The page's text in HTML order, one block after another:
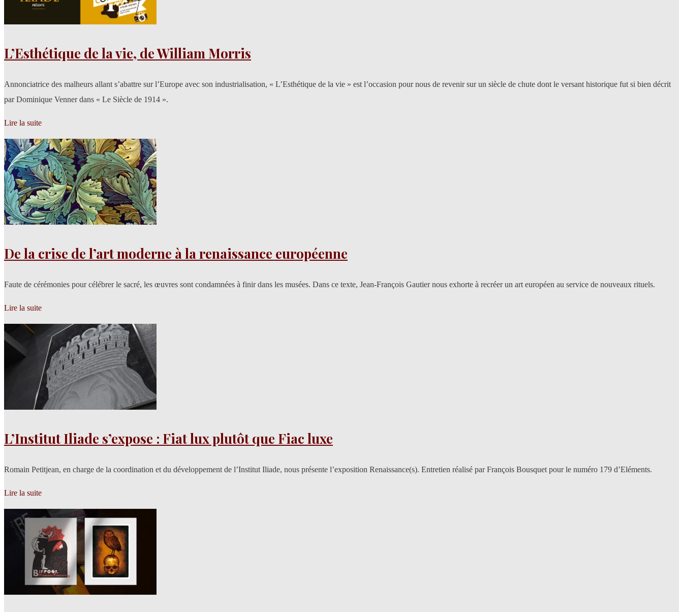
L’Esthétique de la vie, de William Morris
Annonciatrice des malheurs allant s’abattre sur l’Europe avec son industrialisation, « L’Esthétique de la vie » est l’occasion pour nous de revenir sur un siècle de chute dont le versant historique fut si bien décrit
par Dominique Venner dans « Le Siècle de 1914 ».
Lire la suite
De la crise de l’art moderne à la renaissance européenne
Faute de cérémonies pour célébrer le sacré, les œuvres sont condamnées à finir dans les musées. Dans ce texte, Jean-François Gautier nous exhorte à recréer un art européen au service de nouveaux rituels.
Lire la suite
L’Institut Iliade s’expose : Fiat lux plutôt que Fiac luxe
Romain Petitjean, en charge de la coordination et du développement de l’Institut Iliade, nous présente l’exposition Renaissance(s). Entretien réalisé par François Bousquet pour le numéro 179 d’Eléments.
Lire la suite